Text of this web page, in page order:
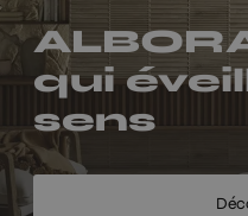
Stand
qui
sens